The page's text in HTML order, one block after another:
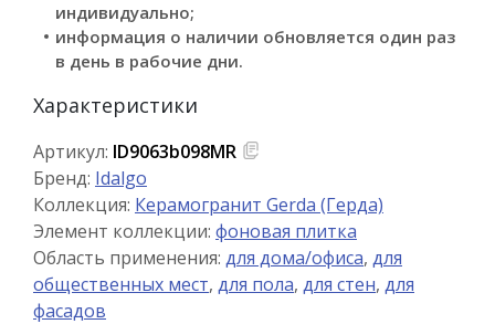
индивидуально;
информация о наличии обновляется один раз
в день в рабочие дни.
Характеристики
Артикул: ID9063b098MR
Бренд: Idalgo
Коллекция: Керамогранит Gerda (Герда)
Элемент коллекции: фоновая плитка
Область применения: для дома/офиса, для
общественных мест, для пола, для стен, для
фасадов